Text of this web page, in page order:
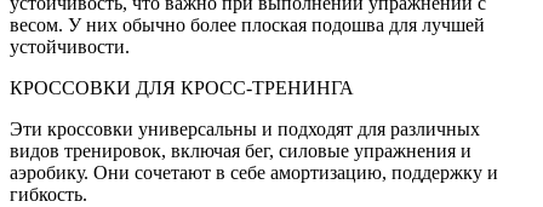
весом. У них обычно более плоская подошва для лучшей
устойчивости.
КРОССОВКИ ДЛЯ КРОСС-ТРЕНИНГА
Эти кроссовки универсальны и подходят для различных
видов тренировок, включая бег, силовые упражнения и
аэробику. Они сочетают в себе амортизацию, поддержку и
гибкость.